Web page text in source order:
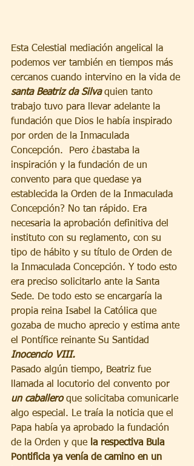
Esta Celestial mediación angelical la
podemos ver también en tiempos más
cercanos cuando intervino en la vida de
santa Beatriz da Silva quien tanto
trabajo tuvo para llevar adelante la
fundación que Dios le había inspirado
por orden de la Inmaculada
Concepción.  Pero ¿bastaba la
inspiración y la fundación de un
convento para que quedase ya
establecida la Orden de la Inmaculada
Concepción? No tan rápido. Era
necesaria la aprobación definitiva del
instituto con su reglamento, con su
tipo de hábito y su título de Orden de
la Inmaculada Concepción. Y todo esto
era preciso solicitarlo ante la Santa
Sede. De todo esto se encargaría la
propia reina Isabel la Católica que
gozaba de mucho aprecio y estima ante
el Pontífice reinante Su Santidad
Inocencio VIII.
Pasado algún tiempo, Beatriz fue
llamada al locutorio del convento por
un caballero que solicitaba comunicarle
algo especial. Le traía la noticia que el
Papa había ya aprobado la fundación
de la Orden y que la respectiva Bula
Pontificia ya venía de camino en un